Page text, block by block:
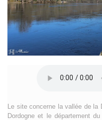
Le site concerne la vallée de la
Dordogne et le département